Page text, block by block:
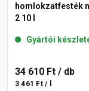
homlokzatfesték
2 10 l
Gyártói
34 610 Ft / db
3 461 Ft / l